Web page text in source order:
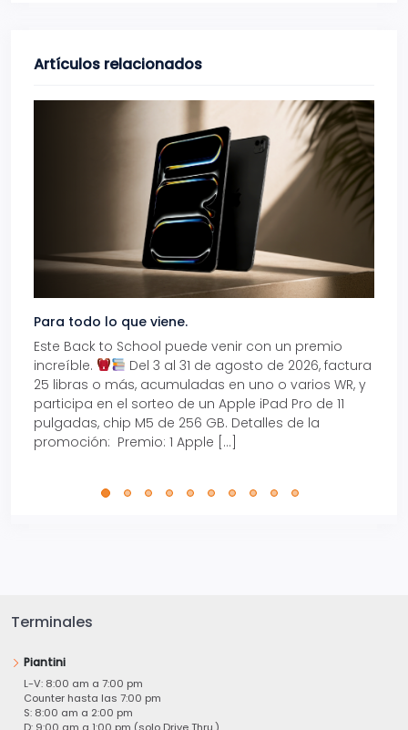
Artículos relacionados
Para todo lo que viene.
Este Back to School puede venir con un premio
increíble.
Del 3 al 31 de agosto de 2026, factura
25 libras o más, acumuladas en uno o varios WR, y
participa en el sorteo de un Apple iPad Pro de 11
pulgadas, chip M5 de 256 GB. Detalles de la
promoción: Premio: 1 Apple […]
Terminales
Piantini
L-V: 8:00 am a 7:00 pm
Counter hasta las 7:00 pm
S: 8:00 am a 2:00 pm
D: 9:00 am a 1:00 pm (solo Drive Thru.)